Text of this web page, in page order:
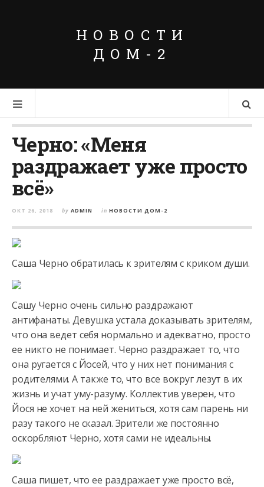
НОВОСТИ
ДОМ-2
Черно: «Меня
раздражает уже просто
всё»
ОКТ 26, 2018 by ADMIN in НОВОСТИ ДОМ-2
Саша Черно обратилась к зрителям с криком души.
Сашу Черно очень сильно раздражают
антифанаты. Девушка устала доказывать зрителям,
что она ведет себя нормально и адекватно, просто
ее никто не понимает. Черно раздражает то, что
она ругается с Йосей, что у них нет понимания с
родителями. А также то, что все вокруг лезут в их
жизнь и учат уму-разуму. Коллектив уверен, что
Йося не хочет на ней жениться, хотя сам парень ни
разу такого не сказал. Зрители же постоянно
оскорбляют Черно, хотя сами не идеальны.
Саша пишет, что ее раздражает уже просто всё,